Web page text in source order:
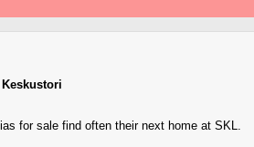
Keskustori
for sale find often their next home at SKL.